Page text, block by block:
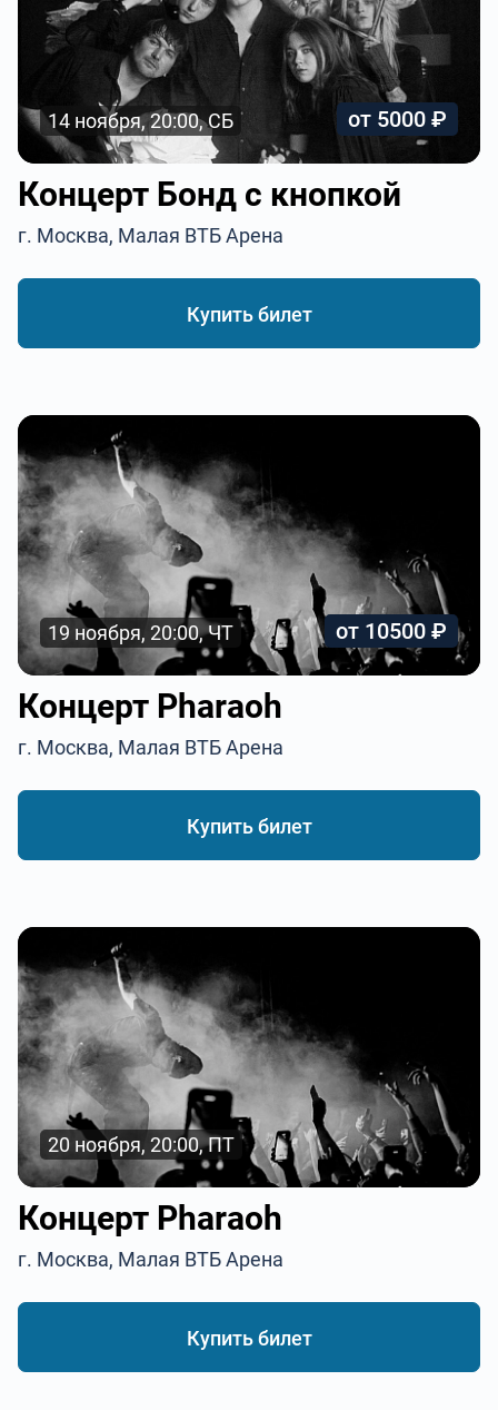
14 ноября, 20:00, СБ от 5000 ₽
Концерт Бонд с кнопкой
г. Москва, Малая ВТБ Арена
Купить билет
19 ноября, 20:00, ЧТ от 10500 ₽
Концерт Pharaoh
г. Москва, Малая ВТБ Арена
Купить билет
20 ноября, 20:00, ПТ
Концерт Pharaoh
г. Москва, Малая ВТБ Арена
Купить билет